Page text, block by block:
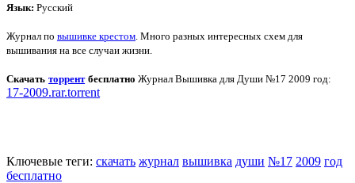
Язык: Русский
Журнал по вышивке крестом . Много разных интересных схем для
вышивания на все случаи жизни.
Скачать торрентбесплатно Журнал Вышивка для Души №17 2009 год:
17-2009.rar.torrent
Ключевые теги: скачать журнал вышивка души №17 2009 год
бесплатно